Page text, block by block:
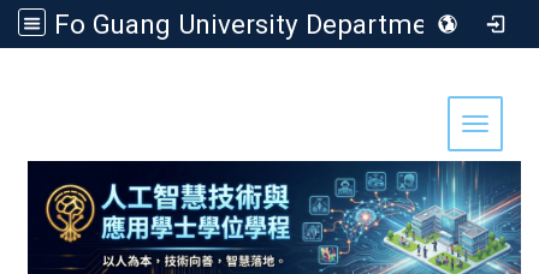
Fo Guang University Department of Artificial Intelligence Technology and Application
Toggle